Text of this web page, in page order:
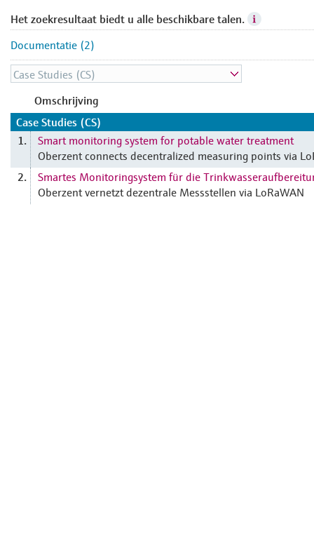
Het zoekresultaat biedt u alle beschikbare talen.
Documentatie (2)
Omschrijving
Case Studies (CS)
1.
Smart monitoring system for potable water treatment
Oberzent connects decentralized measuring points via
2.
Smartes Monitoringsystem für die
Oberzent vernetzt dezentrale Messstellen via LoRaWAN